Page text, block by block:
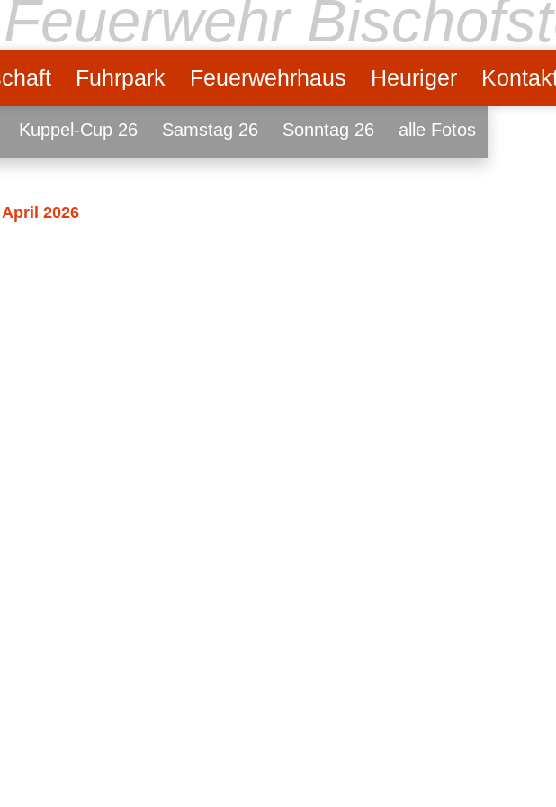
Fuhrpark Feuerwehrhaus Heuriger
Kuppel-Cup 26 Samstag 26 Sonntag 26 alle Fotos
2026